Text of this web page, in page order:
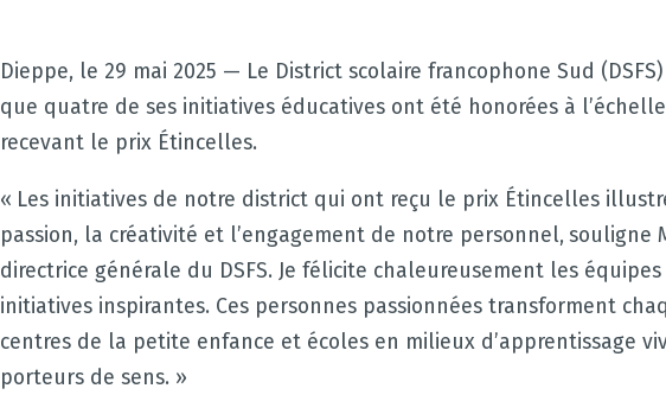
Dieppe, le 29 mai 2025 — Le District scolaire francophone Sud
que quatre de ses initiatives éducatives ont été honorées à
recevant le prix Étincelles.
« Les initiatives de notre district qui ont reçu le prix Étincelles
passion, la créativité et l’engagement de notre personnel, souligne
directrice générale du DSFS. Je félicite chaleureusement les
initiatives inspirantes. Ces personnes passionnées transforment
centres de la petite enfance et écoles en milieux d’apprentissage
porteurs de sens. »